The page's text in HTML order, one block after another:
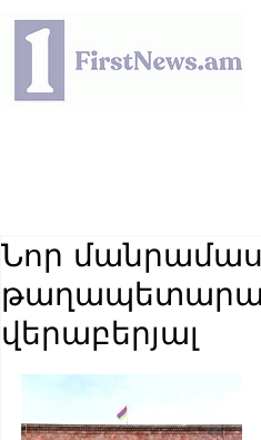
Նոր
վերաբերյալ